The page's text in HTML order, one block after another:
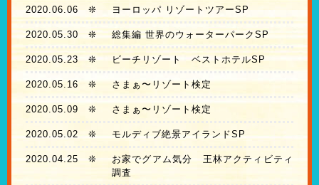
2020.06.06 ❊ ヨーロッパ リゾートツアーSP
2020.05.30 ❊ 総集編 世界のウォーターパークSP
2020.05.23❊ ビーチリゾート ベストホテルSP
2020.05.16 ❊ さまぁ〜リゾート検定
2020.05.09 ❊ さまぁ〜リゾート検定
2020.05.02❊ モルディブ絶景アイランドSP
2020.04.25 ❊
お家でグアム気分 王林アクティビティ
調査